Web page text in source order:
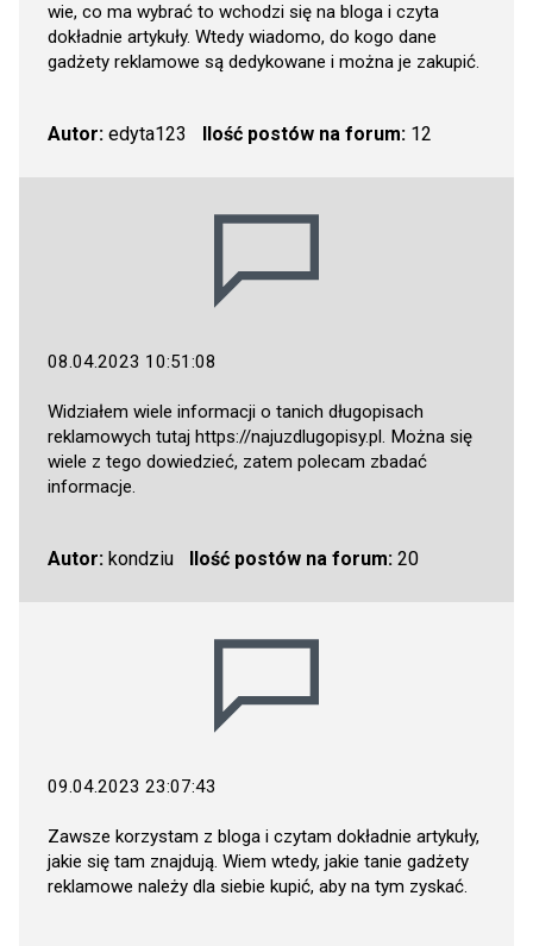
wie, co ma wybrać to wchodzi się na bloga i czyta
dokładnie artykuły. Wtedy wiadomo, do kogo dane
gadżety reklamowe są dedykowane i można je zakupić.
Autor: edyta123 Ilość postów na forum:12
08.04.2023 10:51:08
Widziałem wiele informacji o tanich długopisach
reklamowych tutaj https://najuzdlugopisy.pl. Można się
wiele z tego dowiedzieć, zatem polecam zbadać
informacje.
Autor: kondziu Ilość postów na forum:20
09.04.2023 23:07:43
Zawsze korzystam z bloga i czytam dokładnie artykuły,
jakie się tam znajdują. Wiem wtedy, jakie tanie gadżety
reklamowe należy dla siebie kupić, aby na tym zyskać.